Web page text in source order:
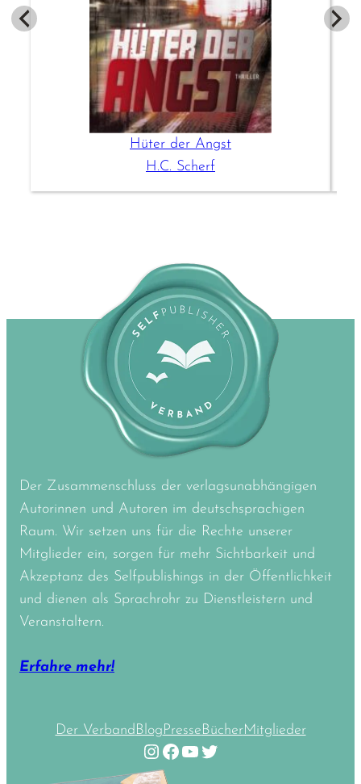
Hüter der Angst
H.C. Scherf
Der Zusammenschluss der verlagsunabhängigen
Autorinnen und Autoren im deutschsprachigen
Raum. Wir setzen uns für die Rechte unserer
Mitglieder ein, sorgen für mehr Sichtbarkeit und
Akzeptanz des Selfpublishings in der Öffentlichkeit
und dienen als Sprachrohr zu Dienstleistern und
Veranstaltern.
Erfahre mehr!
Der VerbandBlogPresseBücherMitglieder
Instagram Facebook YouTube Twitter